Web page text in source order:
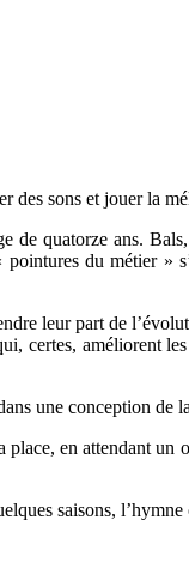
des sons et jouer la
de quatorze ans.
du métier »
leur part de
certes, améliorent
une conception de
en attendant un
saisons,